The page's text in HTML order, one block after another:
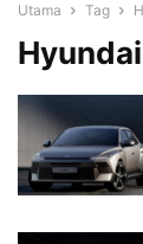
Utama Tag
Hyundai